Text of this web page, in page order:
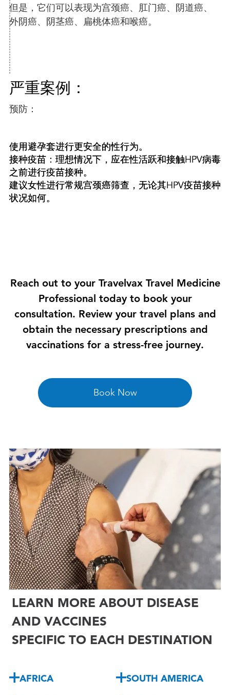
但是，它们可以表现为宫颈癌、肛门癌、阴道癌、
外阴癌、阴茎癌、扁桃体癌和喉癌。
严重案例：
预防：
使用避孕套进行更安全的性行为。
接种疫苗：理想情况下，应在性活跃和接触HPV病毒
之前进行疫苗接种。
建议女性进行常规宫颈癌筛查，无论其HPV疫苗接种
状况如何。
Reach out to your Travelvax Travel Medicine
Professional today to book your
consultation. Review your travel plans and
obtain the necessary prescriptions and
vaccinations for a stress-free journey.
Book Now
LEARN MORE ABOUT DISEASE
AND VACCINES
SPECIFIC TO EACH DESTINATION
AFRICA SOUTH AMERICA